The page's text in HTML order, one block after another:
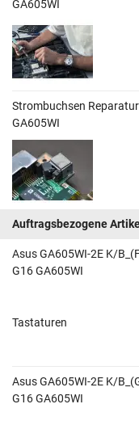
GA605WI
Strombuchsen
GA605WI
Auftragsbezogene
Asus GA605WI-2E K/
G16 GA605WI
Tastaturen
Asus GA605WI-2E K/
G16 GA605WI